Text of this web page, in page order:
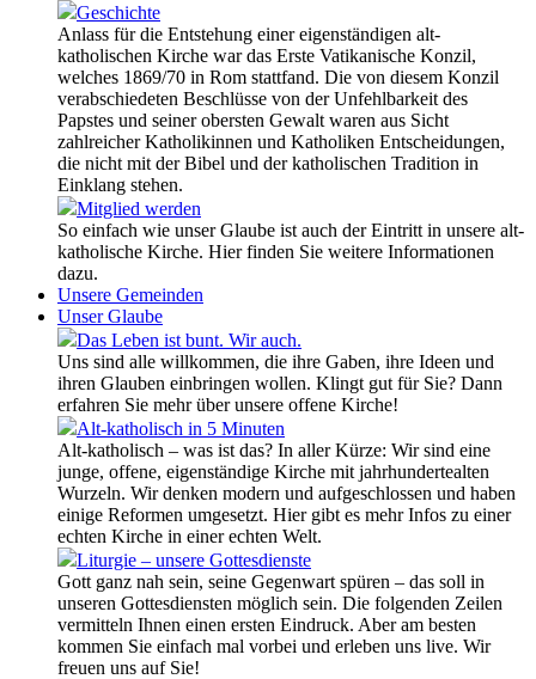
Geschichte
Anlass für die Entstehung einer eigenständigen alt-
katholischen Kirche war das Erste Vatikanische Konzil,
welches 1869/70 in Rom stattfand. Die von diesem Konzil
verabschiedeten Beschlüsse von der Unfehlbarkeit des
Papstes und seiner obersten Gewalt waren aus Sicht
zahlreicher Katholikinnen und Katholiken Entscheidungen,
die nicht mit der Bibel und der katholischen Tradition in
Einklang stehen.
Mitglied werden
So einfach wie unser Glaube ist auch der Eintritt in unsere alt-
katholische Kirche. Hier finden Sie weitere Informationen
dazu.
Unsere Gemeinden
Unser Glaube
Das Leben ist bunt. Wir auch.
Uns sind alle willkommen, die ihre Gaben, ihre Ideen und
ihren Glauben einbringen wollen. Klingt gut für Sie? Dann
erfahren Sie mehr über unsere offene Kirche!
Alt-katholisch in 5 Minuten
Alt-katholisch – was ist das? In aller Kürze: Wir sind eine
junge, offene, eigenständige Kirche mit jahrhundertealten
Wurzeln. Wir denken modern und aufgeschlossen und haben
einige Reformen umgesetzt. Hier gibt es mehr Infos zu einer
echten Kirche in einer echten Welt.
Liturgie – unsere Gottesdienste
Gott ganz nah sein, seine Gegenwart spüren – das soll in
unseren Gottesdiensten möglich sein. Die folgenden Zeilen
vermitteln Ihnen einen ersten Eindruck. Aber am besten
kommen Sie einfach mal vorbei und erleben uns live. Wir
freuen uns auf Sie!